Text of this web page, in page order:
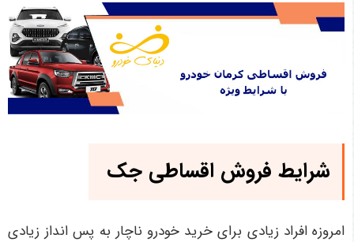
شرایط فروش اقساطی جک
امروزه افراد زیادی برای خرید خودرو ناچار به پس انداز زیادی